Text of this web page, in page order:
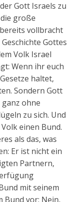
Gott Israels zu
große
vollbracht
Gottes
Volk Israel
Wenn ihr euch
haltet,
Sondern Gott
ohne
zu sich. Und
einen Bund.
als das, was
Er ist nicht ein
Partnern,
mit seinem
Bund vor: Nein,